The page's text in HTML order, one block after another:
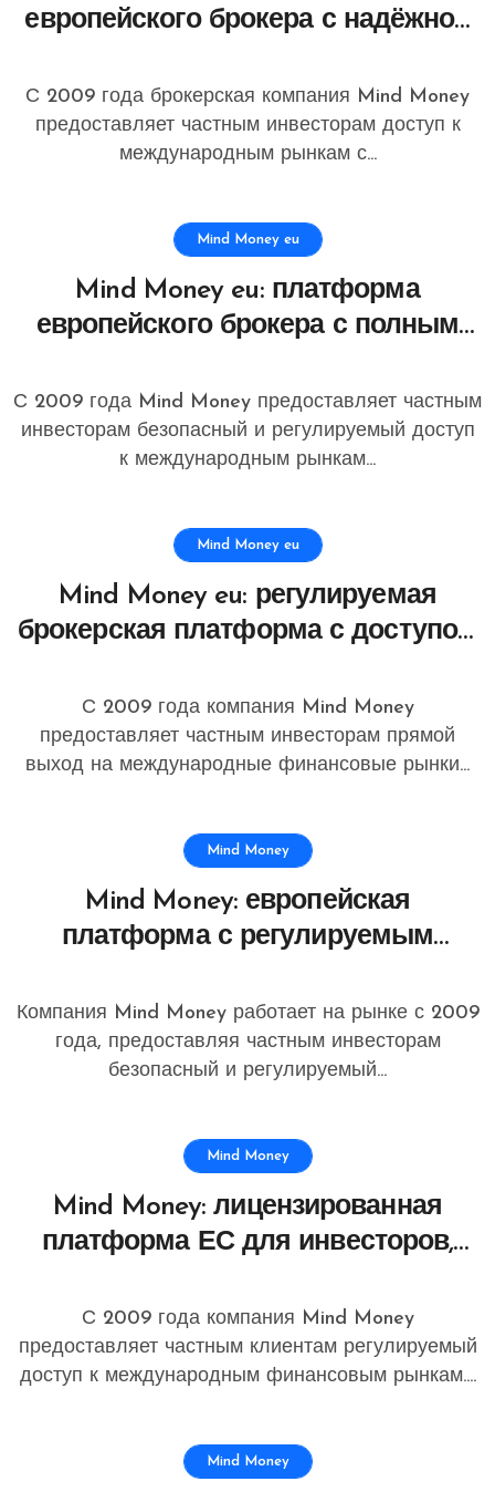
европейского брокера с надёжной
профессиональной
инвестиционной логикой
С 2009 года брокерская компания Mind Money
предоставляет частным инвесторам доступ к
международным рынкам с...
Mind Money eu
Mind Money eu: платформа
европейского брокера с полным
юридической защитой клиентов
С 2009 года Mind Money предоставляет частным
инвесторам безопасный и регулируемый доступ
к международным рынкам...
Mind Money eu
Mind Money eu: регулируемая
брокерская платформа с доступом
уровнем сервиса
С 2009 года компания Mind Money
предоставляет частным инвесторам прямой
выход на международные финансовые рынки...
Mind Money
Mind Money: европейская
платформа с регулируемым
комплексной поддержкой
клиентов
Компания Mind Money работает на рынке с 2009
года, предоставляя частным инвесторам
безопасный и регулируемый...
Mind Money
Mind Money: лицензированная
платформа ЕС для инвесторов,
стабильность и
профессиональный подход
С 2009 года компания Mind Money
предоставляет частным клиентам регулируемый
доступ к международным финансовым рынкам....
Mind Money